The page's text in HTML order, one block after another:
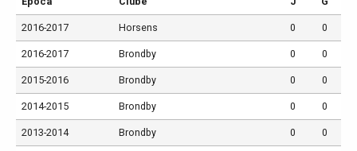
2016-2017 Horsens 0 0
2016-2017 Brondby 0 0
2015-2016 Brondby 0 0
2014-2015 Brondby 0 0
2013-2014 Brondby 0 0